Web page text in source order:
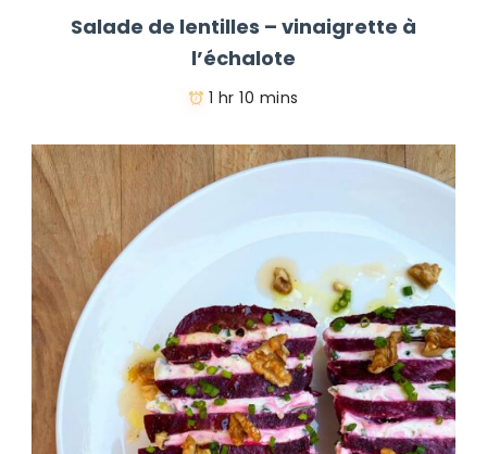
Salade de lentilles – vinaigrette à
l’échalote
1 hr 10 mins